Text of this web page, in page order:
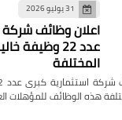
31 يوليو 2026
اعلان وظائف
عدد 22
المختلفة
هذه الوظائف للمؤهلات